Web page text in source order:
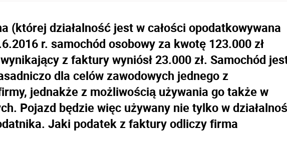
(której działalność jest w całości opodatkowywana
r. samochód osobowy za kwotę 123.000 zł
z faktury wyniósł 23.000 zł. Samochód
dla celów zawodowych jednego z
jednakże z możliwością używania go także w
Pojazd będzie więc używany nie tylko w
Jaki podatek z faktury odliczy firma